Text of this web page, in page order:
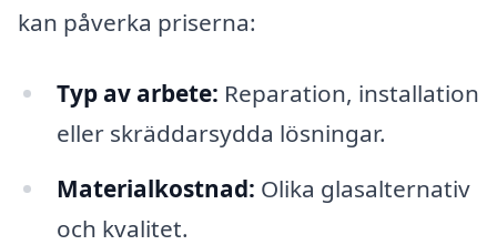
kan påverka priserna:
Typ av arbete: Reparation, installation
eller skräddarsydda lösningar.
Materialkostnad: Olika glasalternativ
och kvalitet.